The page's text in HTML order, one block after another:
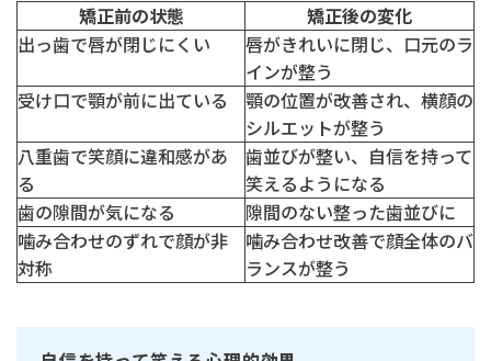
タップで電話できます
月火水金土 10:00〜13:30 /
矯正前の状態
矯正後の変化
出っ歯で唇が閉じにくい
唇がきれいに閉じ、口元のラ
インが整う
受け口で顎が前に出ている
顎の位置が改善され、横顔の
シルエットが整う
八重歯で笑顔に違和感があ
る
歯並びが整い、自信を持って
笑えるようになる
歯の隙間が気になる
隙間のない整った歯並びに
噛み合わせのずれで顔が非
対称
噛み合わせ改善で顔全体のバ
ランスが整う